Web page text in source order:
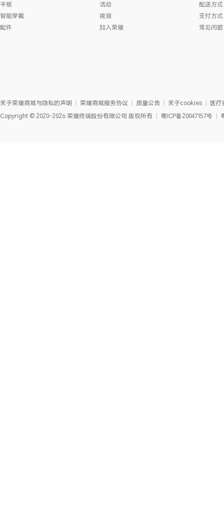
平板
智能穿戴
配件
活动
视频
加入荣耀
配送方式
支付方式
常见问题
关于荣耀商城与隐私的声明 荣耀商城服务协议 质量公告 关于cookies
医疗
Copyright © 2020-2026 荣耀终端股份有限公司 版权所有 粤ICP备20047157号